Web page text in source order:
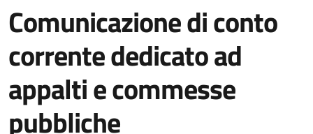
Comunicazione di conto
corrente dedicato ad
appalti e commesse
pubbliche